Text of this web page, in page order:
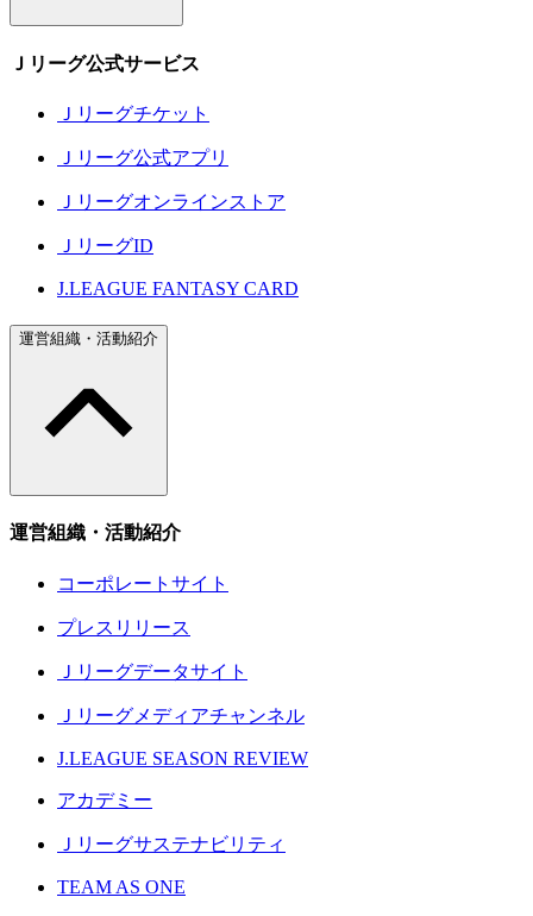
Ｊリーグ公式サービス
Ｊリーグチケット
Ｊリーグ公式アプリ
Ｊリーグオンラインストア
ＪリーグID
J.LEAGUE FANTASY CARD
運営組織・活動紹介
運営組織・活動紹介
コーポレートサイト
プレスリリース
Ｊリーグデータサイト
Ｊリーグメディアチャンネル
J.LEAGUE SEASON REVIEW
アカデミー
Ｊリーグサステナビリティ
TEAM AS ONE